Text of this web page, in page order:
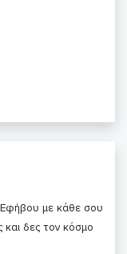
Εφήβου με κάθε σου
και δες τον κόσμο